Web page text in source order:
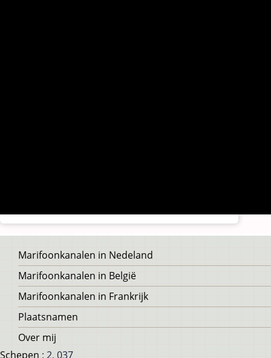
Voet
Marifoonkanalen in Nedeland
Marifoonkanalen in België
Marifoonkanalen in Frankrijk
Plaatsnamen
Over mij
Schepen : 2, 037